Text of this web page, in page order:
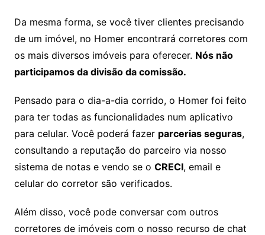
Da mesma forma, se você tiver clientes precisando
de um imóvel, no Homer encontrará corretores com
os mais diversos imóveis para oferecer. Nós não
participamos da divisão da comissão.
Pensado para o dia-a-dia corrido, o Homer foi feito
para ter todas as funcionalidades num aplicativo
para celular. Você poderá fazer parcerias seguras,
consultando a reputação do parceiro via nosso
sistema de notas e vendo se o CRECI, email e
celular do corretor são verificados.
Além disso, você pode conversar com outros
corretores de imóveis com o nosso recurso de chat